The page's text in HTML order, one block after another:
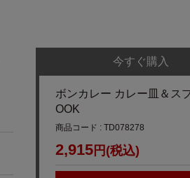
今すぐ購入
ボンカレー カレー皿＆ス
OOK
商品コード : TD078278
2,915 円(税込)